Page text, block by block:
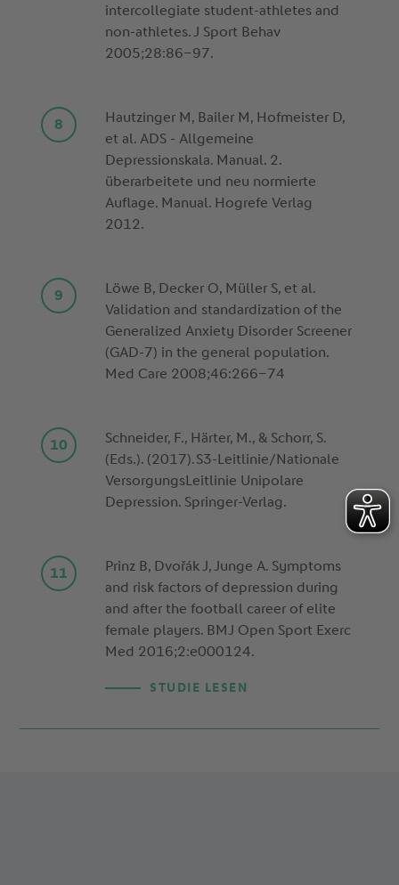
intercollegiate student-athletes and
non-athletes. J Sport Behav
2005;28:86–97.
Hautzinger M, Bailer M, Hofmeister D,
et al. ADS - Allgemeine
Depressionskala. Manual. 2.
überarbeitete und neu normierte
Auflage. Manual. Hogrefe Verlag
2012.
Löwe B, Decker O, Müller S, et al.
Validation and standardization of the
Generalized Anxiety Disorder Screener
(GAD-7) in the general population.
Med Care 2008;46:266–74
Schneider, F., Härter, M., & Schorr, S.
(Eds.). (2017). S3-Leitlinie/Nationale
VersorgungsLeitlinie Unipolare
Depression. Springer-Verlag.
Prinz B, Dvořák J, Junge A. Symptoms
and risk factors of depression during
and after the football career of elite
female players. BMJ Open Sport Exerc
Med 2016;2:e000124.
STUDIE LESEN